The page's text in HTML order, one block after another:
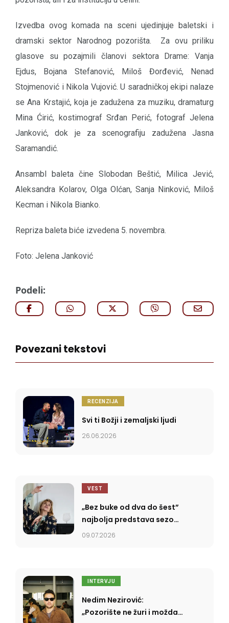
Izvedba ovog komada na sceni ujedinjuje baletski i
dramski sektor Narodnog pozorišta. Za ovu priliku
glasove su pozajmili članovi sektora Drame: Vanja
Ejdus, Bojana Stefanović, Miloš Đorđević, Nenad
Stojmenović i Nikola Vujović. U saradničkoj ekipi nalaze
se Ana Krstajić, koja je zadužena za muziku, dramaturg
Mina Ćirić, kostimograf Srđan Perić, fotograf Jelena
Janković, dok je za scenografiju zadužena Jasna
Saramandić.
Ansambl baleta čine Slobodan Beštić, Milica Jević,
Aleksandra Kolarov, Olga Olćan, Sanja Ninković, Miloš
Kecman i Nikola Bianko.
Repriza baleta biće izvedena 5. novembra.
Foto: Jelena Janković
Podeli:
Povezani tekstovi
RECENZIJA
Svi ti Božji i zemaljski ljudi
26.06.2026
VEST
„Bez buke od dva do šest”
najbolja predstava sezone
2025/2026
09.07.2026
INTERVJU
Nedim Nezirović:
„Pozorište ne žuri i možda